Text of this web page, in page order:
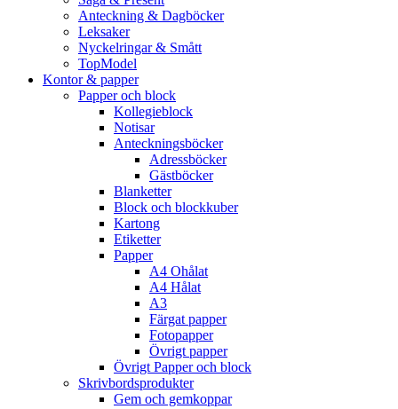
Anteckning & Dagböcker
Leksaker
Nyckelringar & Smått
TopModel
Kontor & papper
Papper och block
Kollegieblock
Notisar
Anteckningsböcker
Adressböcker
Gästböcker
Blanketter
Block och blockkuber
Kartong
Etiketter
Papper
A4 Ohålat
A4 Hålat
A3
Färgat papper
Fotopapper
Övrigt papper
Övrigt Papper och block
Skrivbordsprodukter
Gem och gemkoppar